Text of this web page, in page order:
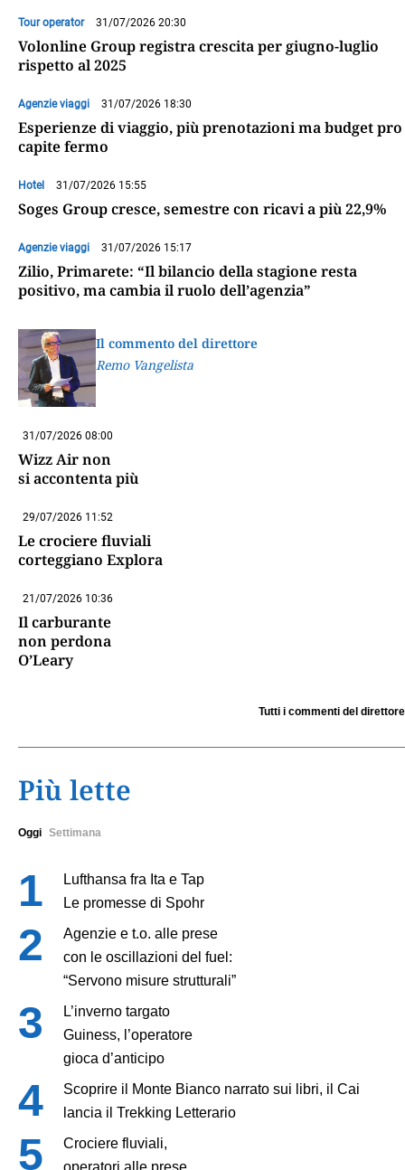
Tour operator 31/07/2026 20:30
Volonline Group registra crescita per giugno-luglio
rispetto al 2025
Agenzie viaggi 31/07/2026 18:30
Esperienze di viaggio, più prenotazioni ma budget pro
capite fermo
Hotel 31/07/2026 15:55
Soges Group cresce, semestre con ricavi a più 22,9%
Agenzie viaggi 31/07/2026 15:17
Zilio, Primarete: “Il bilancio della stagione resta
positivo, ma cambia il ruolo dell’agenzia”
Il commento del direttore
Remo Vangelista
31/07/2026 08:00
Wizz Air non
si accontenta più
29/07/2026 11:52
Le crociere fluviali
corteggiano Explora
21/07/2026 10:36
Il carburante
non perdona
O’Leary
Tutti i commenti del direttore
Più lette
Oggi Settimana
Lufthansa fra Ita e Tap
Le promesse di Spohr
Agenzie e t.o. alle prese
con le oscillazioni del fuel:
“Servono misure strutturali”
L’inverno targato
Guiness, l’operatore
gioca d’anticipo
Scoprire il Monte Bianco narrato sui libri, il Cai
lancia il Trekking Letterario
Crociere fluviali,
operatori alle prese